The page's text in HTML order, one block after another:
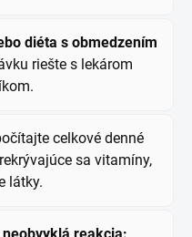
diéta s obmedzením
riešte s lekárom
celkové denné
sa vitamíny,
látky.